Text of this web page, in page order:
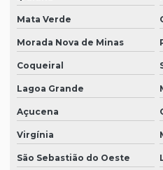
Mata Verde
Morada Nova de Minas
Coqueiral
Lagoa Grande
Açucena
Virgínia
São Sebastião do Oeste